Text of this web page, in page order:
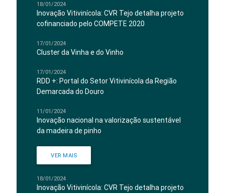
18/01/2024
Inovação Vitivinícola: CVR Tejo detalha projeto
cofinanciado pelo COMPETE 2020
17/01/2024
Cluster da Vinha e do Vinho
17/01/2024
RDD +: Portal do Setor Vitivinícola da Região
Demarcada do Douro
11/01/2024
Inovação nacional na valorização sustentável
da madeira de pinho
VER MAIS
18/01/2024
Inovação Vitivinícola: CVR Tejo detalha projeto